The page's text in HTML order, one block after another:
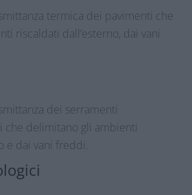
termica dei pavimenti che
riscaldati dall’esterno, dai vani
dei serramenti
che delimitano gli ambienti
e dai vani freddi.